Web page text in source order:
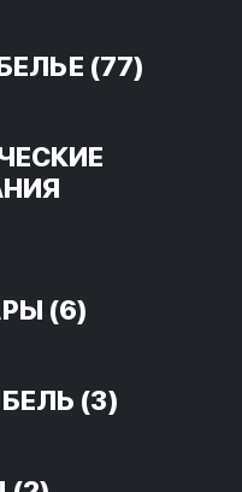
(77)
(6)
(3)